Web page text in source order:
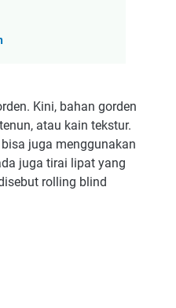
Kini, bahan gorden
atau kain tekstur.
juga menggunakan
juga tirai lipat yang
rolling blind